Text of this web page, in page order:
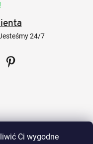
Ci wygodne
24/7